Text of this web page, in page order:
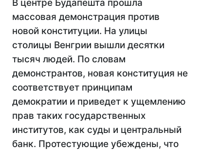
В центре Будапешта прошла
массовая демонстрация против
новой конституции. На улицы
столицы Венгрии вышли десятки
тысяч людей. По словам
демонстрантов, новая конституция не
соответствует принципам
демократии и приведет к ущемлению
прав таких государственных
институтов, как суды и центральный
банк. Протестующие убеждены, что